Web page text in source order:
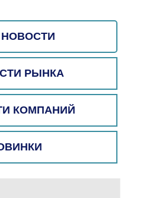
НОВОСТИ
РЫНКА
КОМПАНИЙ